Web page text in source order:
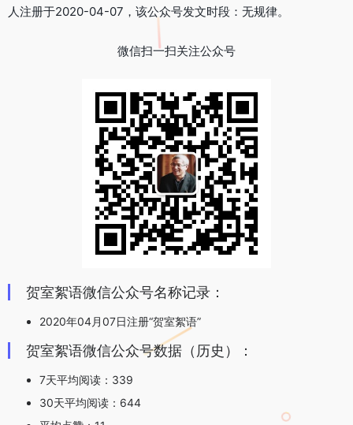
人注册于2020-04-07，该公众号发文时段：无规律。
微信扫一扫关注公众号
贺室絮语微信公众号名称记录：
2020年04月07日注册“贺室絮语”
贺室絮语微信公众号数据（历史）：
7天平均阅读：339
30天平均阅读：644